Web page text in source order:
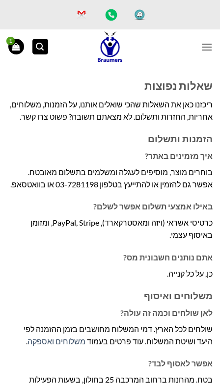
שאלות נפוצות
ריכזנו כאן את השאלות שהכי שואלים אותנו, על הזמנות, משלוחים,
אחריות, החזרות ותשלום. לא מצאתם תשובה? פשוט צרו קשר.
הזמנות ותשלום
איך מזמינים באתר?
בוחרים מוצר, מוסיפים לעגלה ומשלמים בתשלום מאובטח.
אפשר גם להזמין או להתייעץ בטלפון 03-7281198 או בוואטסאפ.
באילו אמצעי תשלום אפשר לשלם?
כרטיסי אשראי (ויזה ומאסטרקארד), PayPal, Stripe, ומזומן
באיסוף עצמי.
אתם נותנים חשבונית מס?
כן, על כל קנייה.
משלוחים ואיסוף
לאן שולחים וכמה זה עולה?
שולחים לכל הארץ. דמי המשלוח מחושבים בזמן ההזמנה לפי
היעד ושיטת המשלוח. עוד פרטים בעמוד משלוחים ואספקה
אפשר לאסוף לבד?
בטח. מהחנות ברחוב המרכבה 25 בחולון, בשעות הפעילות